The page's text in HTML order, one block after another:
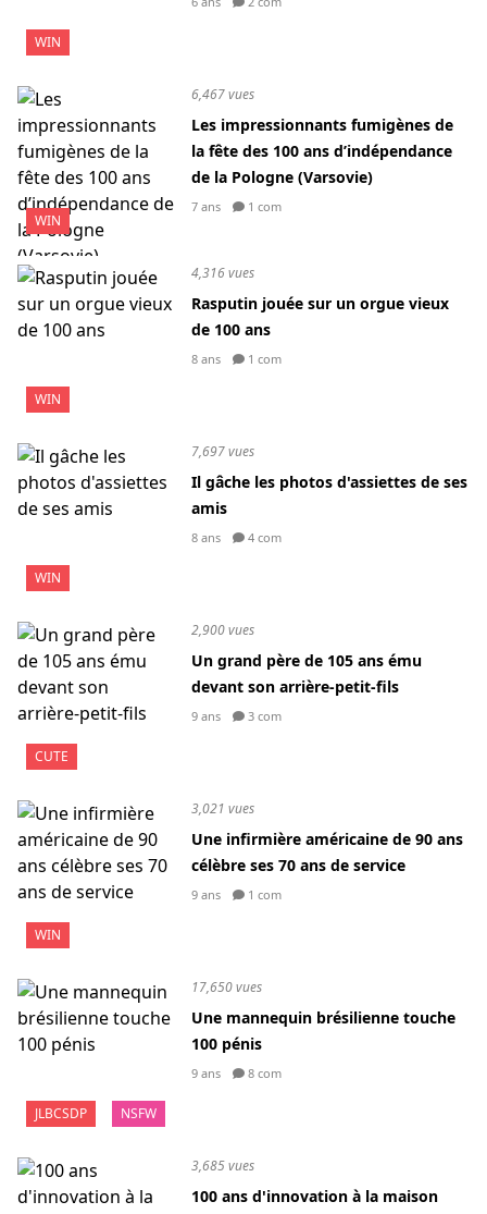
WIN
WIN
6,467 vues
Les impressionnants fumigènes de
la fête des 100 ans d’indépendance
de la Pologne (Varsovie)
7 ans 1 com
WIN
4,316 vues
Rasputin jouée sur un orgue vieux
de 100 ans
8 ans 1 com
WIN
7,697 vues
Il gâche les photos d'assiettes de ses
amis
8 ans 4 com
CUTE
2,900 vues
Un grand père de 105 ans ému
devant son arrière-petit-fils
9 ans 3 com
WIN
3,021 vues
Une infirmière américaine de 90 ans
célèbre ses 70 ans de service
9 ans 1 com
JLBCSDP NSFW
17,650 vues
Une mannequin brésilienne touche
100 pénis
9 ans 8 com
3,685 vues
100 ans d'innovation à la maison